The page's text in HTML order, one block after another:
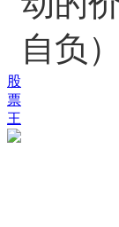
股
票
王
自负